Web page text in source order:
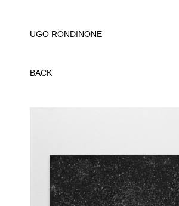
UGO RONDINONE
BACK